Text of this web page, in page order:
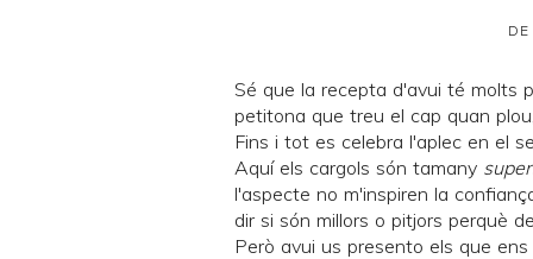
Sé que la recepta d'avui té molts
petitona que treu el cap quan
Fins i tot es celebra l'aplec en el
Aquí els cargols són tamany
l'aspecte no m'inspiren la
dir si són millors o pitjors perquè
Però avui us presento els que